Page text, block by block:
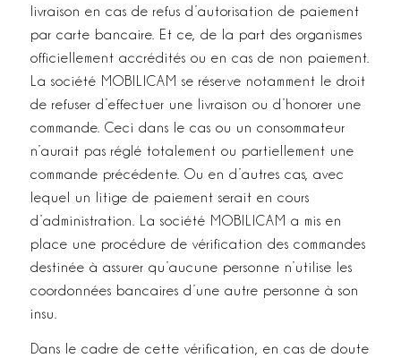
livraison en cas de refus d’autorisation de paiement
par carte bancaire. Et ce, de la part des organismes
officiellement accrédités ou en cas de non paiement.
La société MOBILICAM se réserve notamment le droit
de refuser d’effectuer une livraison ou d’honorer une
commande. Ceci dans le cas ou un consommateur
n’aurait pas réglé totalement ou partiellement une
commande précédente. Ou en d’autres cas, avec
lequel un litige de paiement serait en cours
d’administration. La société MOBILICAM a mis en
place une procédure de vérification des commandes
destinée à assurer qu’aucune personne n’utilise les
coordonnées bancaires d’une autre personne à son
insu.
Dans le cadre de cette vérification, en cas de doute